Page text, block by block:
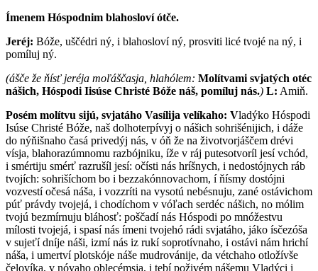
Ímenem Hóspodnim blahosloví ótče.
Jeréj: Bóže, uščédri ný, i blahosloví ný, prosviti licé tvojé na ný, i
pomíluj ný.
(ášče že ňísť jeréja moľáščasja, hlahólem: Molítvami svjatých otéc
nášich, Hóspodi Iisúse Christé Bóže náš, pomíluj nás.) L: Amiň.
Posém molítvu sijú, svjatáho Vasílija velíkaho: Vladýko Hóspodi
Isúse Christé Bóže, naš dolhoterpívyj o nášich sohrišénijich, i dáže
do nýňišnaho časá privedýj nás, v óň že na životvorjáščem drévi
vísja, blahorazúmnomu razbójniku, íže v ráj putesotvoríl jesí vchód,
i smértiju smérť razrušíl jesí: očísti nás hríšnych, i nedostójnych ráb
tvojích: sohrišíchom bo i bezzakónnovachom, í ňísmy dostójni
vozvestí očesá náša, i vozzríti na vysotú nebésnuju, zané ostávichom
púť právdy tvojejá, i chodíchom v vóľach serdéc nášich, no mólim
tvojú bezmírnuju bláhosť: poščadí nás Hóspodi po mnóžestvu
mílosti tvojejá, i spasí nás ímeni tvojehó rádi svjatáho, jáko ísčezóša
v sujeťí dníje náši, izmí nás iz rukí soprotívnaho, i ostávi nám hrichí
náša, i umertví plotskóje náše mudrovánije, da vétchaho otložívše
čelovíka, v nóvaho oblecémsja, i tebí poživém nášemu Vladýci i